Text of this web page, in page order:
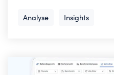
Analyse Insights